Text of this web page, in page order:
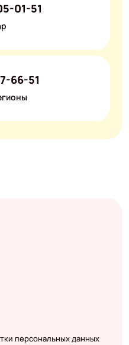
01-51
66-51
персональных данных